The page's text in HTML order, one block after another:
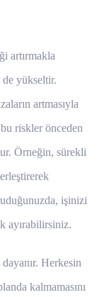
artırmakla
yükseltir.
artmasıyla
riskler önceden
Örneğin, sürekli
işinizi
ayırabilirsiniz.
Herkesin
kalmamasını